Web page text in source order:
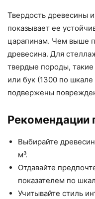
Твердость древесины
показывает ее
царапинам. Чем выше
древесина. Для
твердые породы,
или бук (1300 по
подвержены
Рекомендации
Выбирайте
м³.
Отдавайте
показателем по
Учитывайте стиль